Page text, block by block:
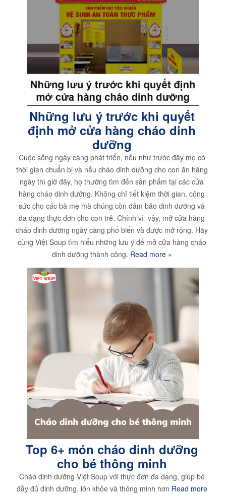
Những lưu ý trước khi quyết
định mở cửa hàng cháo dinh
dưỡng
Cuộc sống ngày càng phát triển, nếu như trước đây mẹ có
thời gian chuẩn bị và nấu cháo dinh dưỡng cho con ăn hàng
ngày thì giờ đây, họ thường tìm đến sản phẩm tại các cửa
hàng cháo dinh dưỡng. Không chỉ tiết kiệm thời gian, công
sức cho các bà mẹ mà chúng còn đảm bảo dinh dưỡng và
đa dạng thực đơn cho con trẻ. Chính vì vậy, mở cửa hàng
cháo dinh dưỡng ngày càng phổ biến và được mở rộng. Hãy
cùng Việt Soup tìm hiểu những lưu ý để mở cửa hàng cháo
dinh dưỡng thành công. Read more »
Top 6+ món cháo dinh dưỡng
cho bé thông minh
Cháo dinh dưỡng Việt Soup với thực đơn đa dạng, giúp bé
đầy đủ dinh dưỡng, lớn khỏe và thông minh hơn Read more